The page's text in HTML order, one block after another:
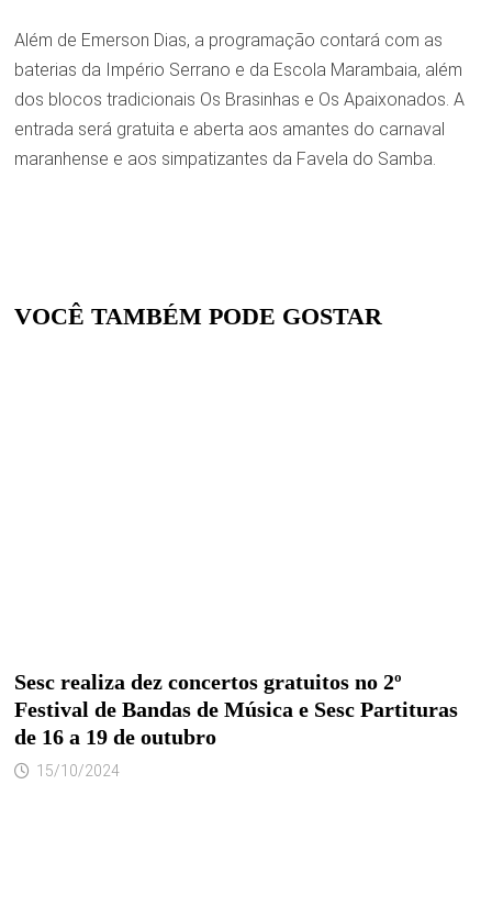
Além de Emerson Dias, a programação contará com as
baterias da Império Serrano e da Escola Marambaia, além
dos blocos tradicionais Os Brasinhas e Os Apaixonados. A
entrada será gratuita e aberta aos amantes do carnaval
maranhense e aos simpatizantes da Favela do Samba.
VOCÊ TAMBÉM PODE GOSTAR
Sesc realiza dez concertos gratuitos no 2º
Festival de Bandas de Música e Sesc Partituras
de 16 a 19 de outubro
15/10/2024